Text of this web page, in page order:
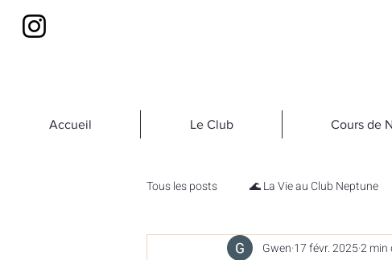
Accueil Le Club Cours de
Tous les posts 🌊 La Vie au Club Neptune
🏋️ Sport et Bien-être 🎨 Créativité et
Gwen 17 févr. 20252 min